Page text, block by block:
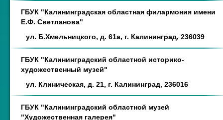
ГБУК "Калининградская областная филармония имени
Е.Ф. Светланова"
ул. Б.Хмельницкого, д. 61а, г. Калининград, 236039
ГБУК "Калининградский областной историко-
художественный музей"
ул. Клиническая, д. 21, г. Калининград, 236016
ГБУК "Калининградский областной музей
"Художественная галерея"